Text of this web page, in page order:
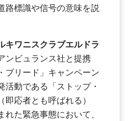
路標識や信号の意味を説
キワニスクラブエルドラ
ンビュランス社と提携
ブリード」キャンペーン
活動である「ストップ・
応者とも呼ばれる）
た緊急事態において、